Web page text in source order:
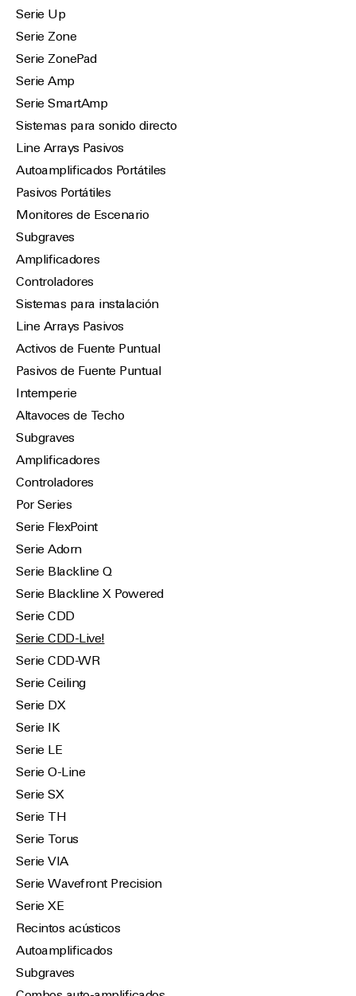
Serie Up
Serie Zone
Serie ZonePad
Serie Amp
Serie SmartAmp
Sistemas para sonido directo
Line Arrays Pasivos
Autoamplificados Portátiles
Pasivos Portátiles
Monitores de Escenario
Subgraves
Amplificadores
Controladores
Sistemas para instalación
Line Arrays Pasivos
Activos de Fuente Puntual
Pasivos de Fuente Puntual
Intemperie
Altavoces de Techo
Subgraves
Amplificadores
Controladores
Por Series
Serie FlexPoint
Serie Adorn
Serie Blackline Q
Serie Blackline X Powered
Serie CDD
Serie CDD-Live!
Serie CDD-WR
Serie Ceiling
Serie DX
Serie IK
Serie LE
Serie O-Line
Serie SX
Serie TH
Serie Torus
Serie VIA
Serie Wavefront Precision
Serie XE
Recintos acústicos
Autoamplificados
Subgraves